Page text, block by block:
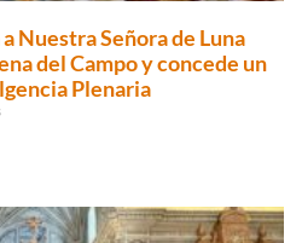
Nuestra Señora de Luna
del Campo y concede un
Plenaria